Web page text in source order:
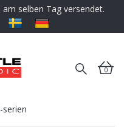
selben Tag versendet.
0
serien